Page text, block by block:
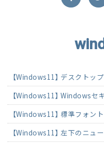
【Windows11】 デスクトッ
【Windows11】 Windows